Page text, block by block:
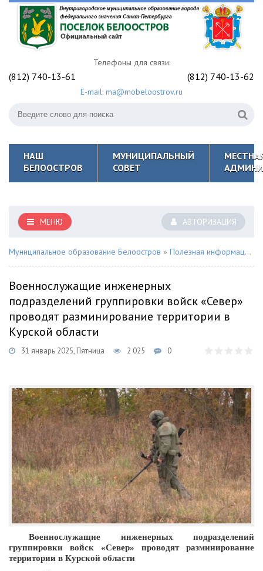
Телефоны для связи:
(812) 740-13-61 (812) 740-13-62
E-mail: ma@mobeloostrov.ru
НАШ
БЕЛООСТРОВ
МУНИЦИПАЛЬНЫЙ
СОВЕТ
АВТОРИЗАЦИЯ
МЕНЮ
Муниципальное образование Белоостров » Полезная информация для жителей
Военнослужащие инженерных
подразделений группировки войск «Север»
проводят разминирование территории в
Курской области
31 январь 2025, Пятница 2 025 0
Военнослужащие инженерных подразделений
группировки войск «Север» проводят разминирование
территории в Курской области